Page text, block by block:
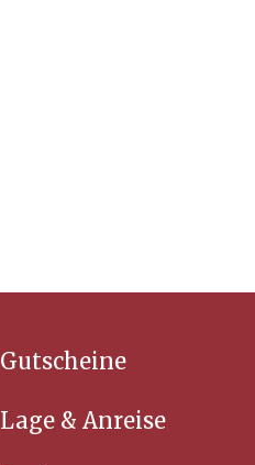
Gutscheine
Lage & Anreise